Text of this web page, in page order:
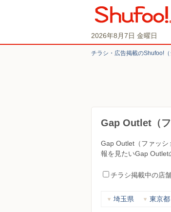
2026年8月7日 金曜日
チラシ・​広告掲載の​Shufoo!​（
Gap Outlet（フ
Gap Outlet（ファッシ
報を見たいGap Outlet
チラシ掲載中の店
埼玉県 東京都